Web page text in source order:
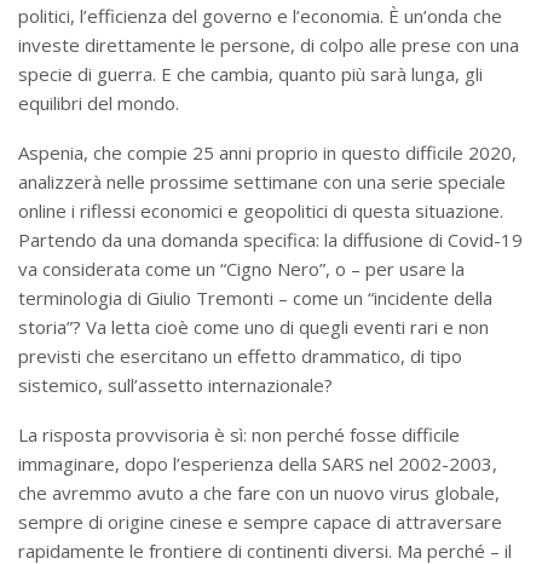
politici, l’efficienza del governo e l’economia. È un’onda che
investe direttamente le persone, di colpo alle prese con una
specie di guerra. E che cambia, quanto più sarà lunga, gli
equilibri del mondo.
Aspenia, che compie 25 anni proprio in questo difficile 2020,
analizzerà nelle prossime settimane con una serie speciale
online i riflessi economici e geopolitici di questa situazione.
Partendo da una domanda specifica: la diffusione di Covid-19
va considerata come un “Cigno Nero”, o – per usare la
terminologia di Giulio Tremonti – come un “incidente della
storia”? Va letta cioè come uno di quegli eventi rari e non
previsti che esercitano un effetto drammatico, di tipo
sistemico, sull’assetto internazionale?
La risposta provvisoria è sì: non perché fosse difficile
immaginare, dopo l’esperienza della SARS nel 2002-2003,
che avremmo avuto a che fare con un nuovo virus globale,
sempre di origine cinese e sempre capace di attraversare
rapidamente le frontiere di continenti diversi. Ma perché – il